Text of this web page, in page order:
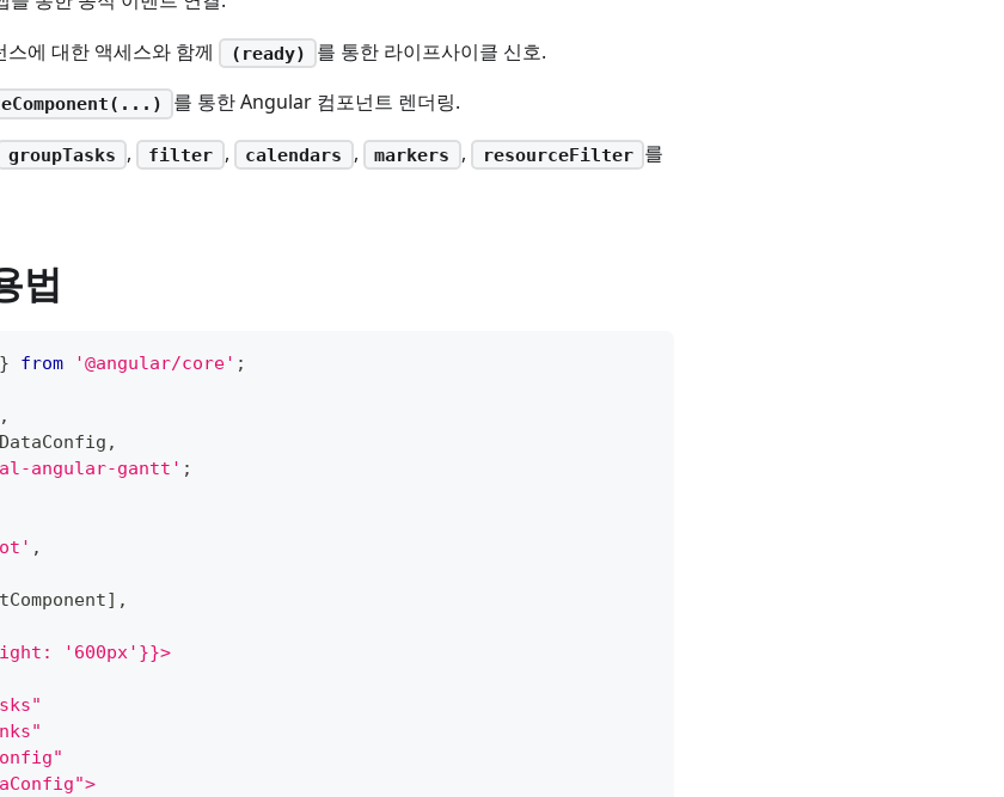
에 대한 액세스와 함께
(ready)
를 통한 라이프사이클 신호.
를 통한 Angular 컴포넌트 렌더링.
groupTasks , filter , calendars , markers , resourceFilter 를
법
} from '@angular/core' ;
,
,
angular-gantt' ;
,
] ,
'600px'}}>